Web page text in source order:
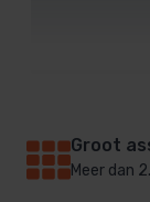
Groot
Meer dan